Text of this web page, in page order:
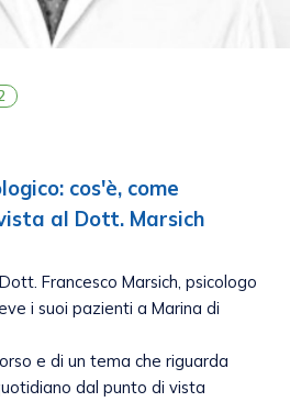
cos'è, come
al Dott. Marsich
Francesco Marsich, psicologo
i suoi pazienti a Marina di
e di un tema che riguarda
dal punto di vista